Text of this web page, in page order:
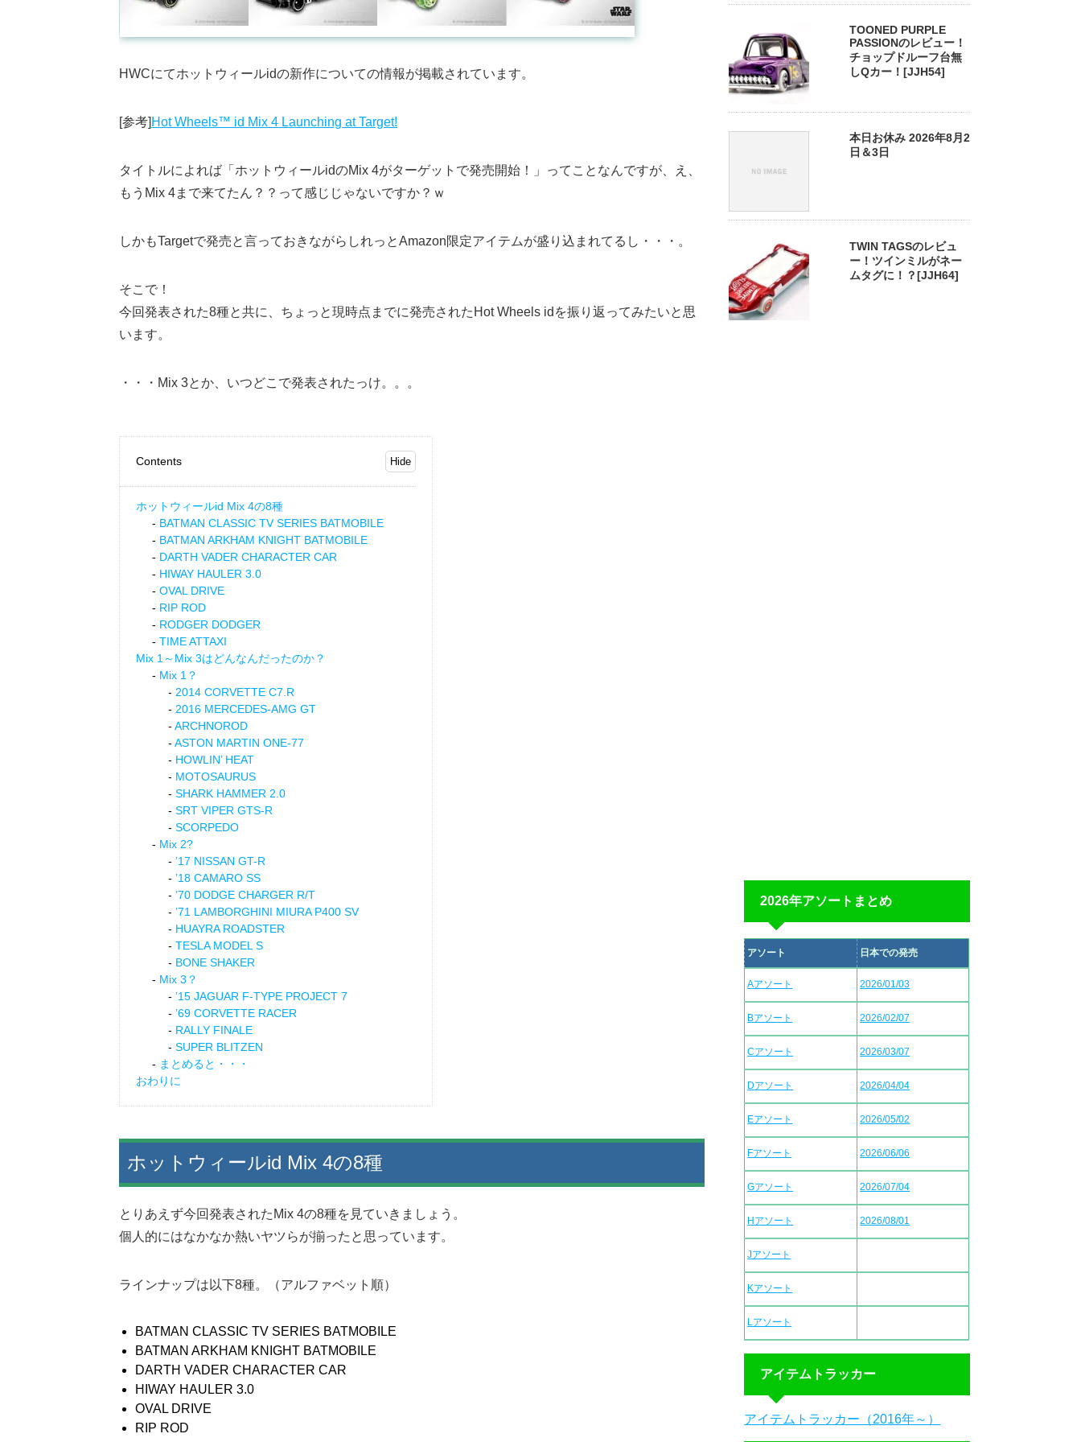
HWCにてホットウィールidの新作についての情報が掲載されています。
[参考] Hot Wheels™ id Mix 4 Launching at Target!
タイトルによれば「ホットウィールidのMix 4がターゲットで発売開始！」ってことなんですが、え、
もうMix 4まで来てたん？？って感じじゃないですか？ｗ
しかもTargetで発売と言っておきながらしれっとAmazon限定アイテムが盛り込まれてるし・・・。
そこで！
今回発表された8種と共に、ちょっと現時点までに発売されたHot Wheels idを振り返ってみたいと思
います。
・・・Mix 3とか、いつどこで発表されたっけ。。。
Contents
ホットウィールid Mix 4の8種
BATMAN CLASSIC TV SERIES BATMOBILE
BATMAN ARKHAM KNIGHT BATMOBILE
DARTH VADER CHARACTER CAR
HIWAY HAULER 3.0
OVAL DRIVE
RIP ROD
RODGER DODGER
TIME ATTAXI
Mix 1～Mix 3はどんなんだったのか？
Mix 1？
2014 CORVETTE C7.R
2016 MERCEDES-AMG GT
ARCHNOROD
ASTON MARTIN ONE-77
HOWLIN’ HEAT
MOTOSAURUS
SHARK HAMMER 2.0
SRT VIPER GTS-R
SCORPEDO
Mix 2?
’17 NISSAN GT-R
’18 CAMARO SS
’70 DODGE CHARGER R/T
’71 LAMBORGHINI MIURA P400 SV
HUAYRA ROADSTER
TESLA MODEL S
BONE SHAKER
Mix 3？
’15 JAGUAR F-TYPE PROJECT 7
’69 CORVETTE RACER
RALLY FINALE
SUPER BLITZEN
まとめると・・・
おわりに
ホットウィールid Mix 4の8種
とりあえず今回発表されたMix 4の8種を見ていきましょう。
個人的にはなかなか熱いヤツらが揃ったと思っています。
ラインナップは以下8種。（アルファベット順）
BATMAN CLASSIC TV SERIES BATMOBILE
BATMAN ARKHAM KNIGHT BATMOBILE
DARTH VADER CHARACTER CAR
HIWAY HAULER 3.0
OVAL DRIVE
RIP ROD
TOONED PURPLE
PASSIONのレビュー！
チョップドルーフ台無
しQカー！[JJH54]
本日お休み 2026年8月2
日＆3日
TWIN TAGSのレビュ
ー！ツインミルがネー
ムタグに！？[JJH64]
2026年アソートまとめ
アソート 日本での発売
Aアソート 2026/01/03
Bアソート 2026/02/07
Cアソート 2026/03/07
Dアソート 2026/04/04
Eアソート 2026/05/02
Fアソート 2026/06/06
Gアソート 2026/07/04
Hアソート 2026/08/01
Jアソート
Kアソート
Lアソート
アイテムトラッカー
アイテムトラッカー（2016年～）